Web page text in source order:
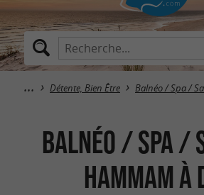
Détente, Bien Être Balnéo / Spa /
Balnéo / Spa /
Hammam à